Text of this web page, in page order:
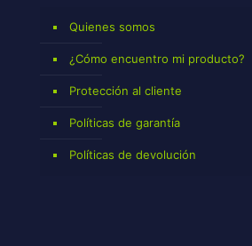
Quienes somos
¿Cómo encuentro mi producto?
Protección al cliente
Políticas de garantía
Políticas de devolución